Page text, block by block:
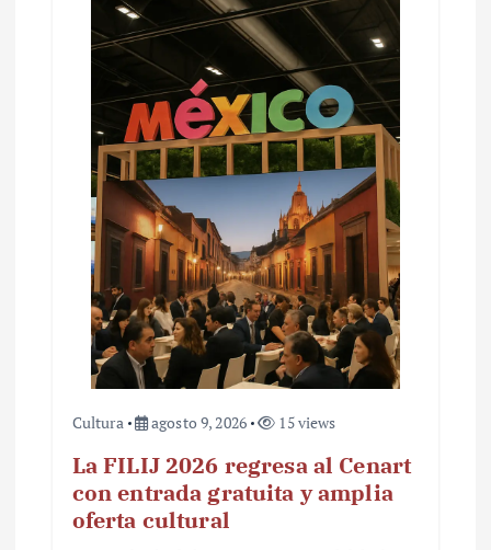
Cultura agosto 9, 2026 15 views
La FILIJ 2026 regresa al Cenart
con entrada gratuita y amplia
oferta cultural